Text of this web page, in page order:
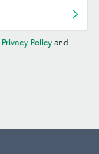
Privacy Policy and